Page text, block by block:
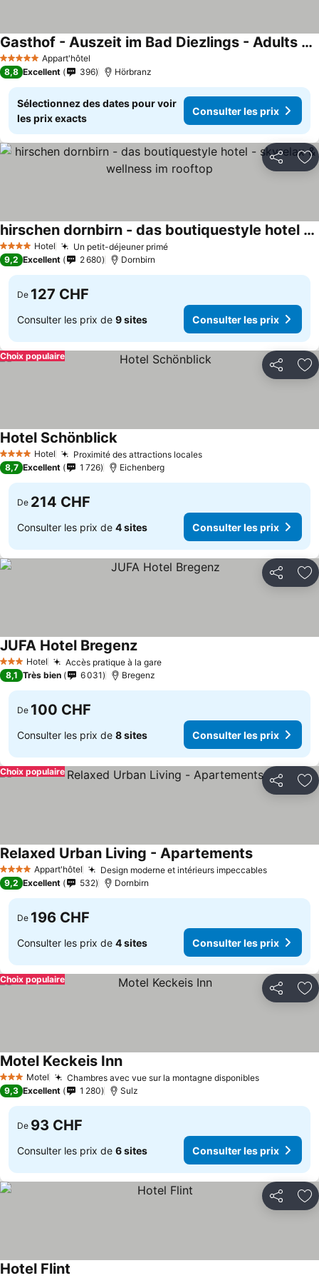
5 Étoiles Appart'hôtel
Gasthof - Auszeit im Bad Diezlings - Adults only
8,8 Excellent 396 Hörbranz
Sélectionnez des dates pour voir
les prix exacts
Consulter les prix
Partager
4 Étoiles Hotel Un petit-déjeuner primé
hirschen dornbirn - das boutiquestyle hotel - skyrelax & wellness im rooftop
9,2 Excellent 2 680 Dornbirn
De 127 CHF
Consulter les prix de 9 sites Consulter les prix
Partager
Choix populaire
4 Étoiles Hotel Proximité des attractions locales
Hotel Schönblick
8,7 Excellent 1 726 Eichenberg
De 214 CHF
Consulter les prix de 4 sites Consulter les prix
Partager
3 ÉtoilesHotel Accès pratique à la gare
JUFA Hotel Bregenz
8,1 Très bien 6 031 Bregenz
De 100 CHF
Consulter les prix de 8 sites Consulter les prix
Partager
Choix populaire
4 Étoiles Appart'hôtel Design moderne et intérieurs impeccables
Relaxed Urban Living - Apartements
9,2 Excellent 532 Dornbirn
De 196 CHF
Consulter les prix de 4 sites Consulter les prix
Partager
Choix populaire
3 ÉtoilesMotel Chambres avec vue sur la montagne disponibles
Motel Keckeis Inn
9,3 Excellent 1 280 Sulz
De 93 CHF
Consulter les prix de 6 sites Consulter les prix
Partager
Hotel Flint